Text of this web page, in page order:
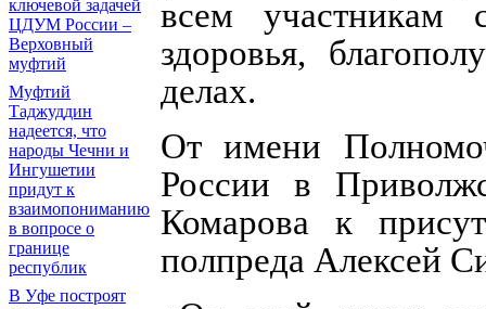
ключевой задачей
ЦДУМ России –
Верховный
муфтий
Муфтий
Таджуддин
надеется, что
народы Чечни и
Ингушетии
придут к
взаимопониманию
в вопросе о
границе
республик
В Уфе построят
всем участникам
здоровья,
делах.
От имени
России в
Комарова к
полпреда Алексей